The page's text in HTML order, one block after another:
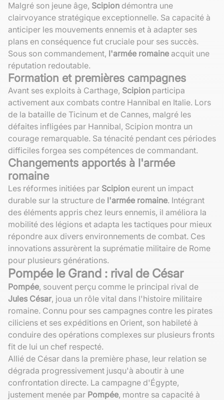
Malgré son jeune âge, Scipion démontra une
clairvoyance stratégique exceptionnelle. Sa capacité à
anticiper les mouvements ennemis et à adapter ses
plans en conséquence fut cruciale pour ses succès.
Sous son commandement, l'armée romaine acquit une
réputation redoutable.
Formation et premières campagnes
Avant ses exploits à Carthage, Scipion participa
activement aux combats contre Hannibal en Italie. Lors
de la bataille de Ticinum et de Cannes, malgré les
défaites infligées par Hannibal, Scipion montra un
courage remarquable. Sa ténacité pendant ces périodes
difficiles forgea ses compétences de commandant.
Changements apportés à l'armée
romaine
Les réformes initiées par Scipion eurent un impact
durable sur la structure de l'armée romaine. Intégrant
des éléments appris chez leurs ennemis, il améliora la
mobilité des légions et adapta les tactiques pour mieux
répondre aux divers environnements de combat. Ces
innovations assurèrent la suprématie militaire de Rome
pour plusieurs générations.
Pompée le Grand : rival de César
Pompée, souvent perçu comme le principal rival de
Jules César, joua un rôle vital dans l'histoire militaire
romaine. Connu pour ses campagnes contre les pirates
ciliciens et ses expéditions en Orient, son habileté à
conduire des opérations complexes sur plusieurs fronts
fit de lui un chef respecté.
Allié de César dans la première phase, leur relation se
dégrada progressivement jusqu'à aboutir à une
confrontation directe. La campagne d'Égypte,
justement menée par Pompée, montre sa capacité à